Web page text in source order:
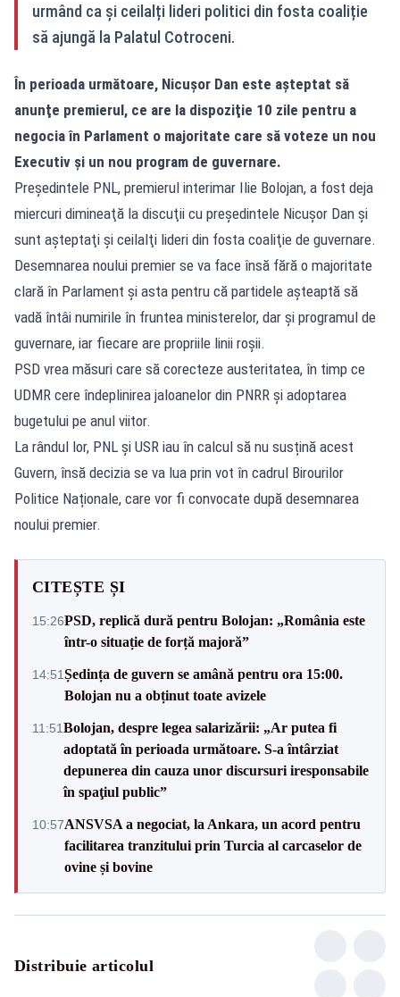
urmând ca și ceilalți lideri politici din fosta coaliție
să ajungă la Palatul Cotroceni.
În perioada următoare, Nicușor Dan este aşteptat să
anunţe premierul, ce are la dispoziţie 10 zile pentru a
negocia în Parlament o majoritate care să voteze un nou
Executiv şi un nou program de guvernare.
Preşedintele PNL, premierul interimar Ilie Bolojan, a fost deja
miercuri dimineaţă la discuţii cu preşedintele Nicuşor Dan şi
sunt aşteptaţi şi ceilalţi lideri din fosta coaliţie de guvernare.
Desemnarea noului premier se va face însă fără o majoritate
clară în Parlament și asta pentru că partidele așteaptă să
vadă întâi numirile în fruntea ministerelor, dar și programul de
guvernare, iar fiecare are propriile linii roșii.
PSD vrea măsuri care să corecteze austeritatea, în timp ce
UDMR cere îndeplinirea jaloanelor din PNRR și adoptarea
bugetului pe anul viitor.
La rândul lor, PNL și USR iau în calcul să nu susțină acest
Guvern, însă decizia se va lua prin vot în cadrul Birourilor
Politice Naționale, care vor fi convocate după desemnarea
noului premier.
CITEȘTE ȘI
15:26PSD, replică dură pentru Bolojan: „România este
într-o situație de forță majoră”
14:51Ședința de guvern se amână pentru ora 15:00.
Bolojan nu a obținut toate avizele
11:51Bolojan, despre legea salarizării: „Ar putea fi
adoptată în perioada următoare. S-a întârziat
depunerea din cauza unor discursuri iresponsabile
în spaţiul public”
10:57ANSVSA a negociat, la Ankara, un acord pentru
facilitarea tranzitului prin Turcia al carcaselor de
ovine și bovine
Distribuie articolul